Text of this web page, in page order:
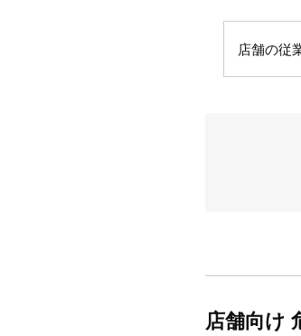
店舗の従
店舗向け